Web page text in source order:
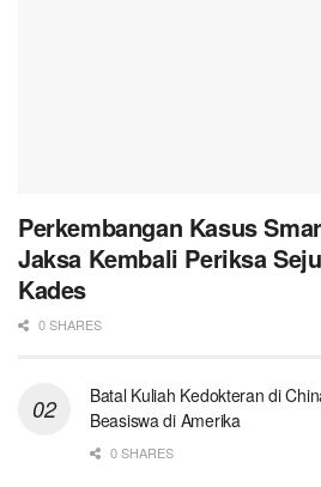
Perkembangan Kasus
Jaksa Kembali Periksa
Kades
0 SHARES
Batal Kuliah Kedokteran di
Beasiswa di Amerika
0 SHARES